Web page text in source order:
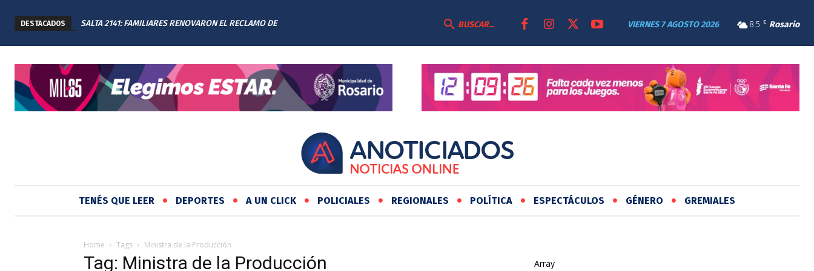
DESTACADOS
SALTA 2141: FAMILIARES RENOVARON EL RECLAMO DE
8.5 C Rosario
VIERNES 7 AGOSTO 2026
BUSCAR...
TENÉS QUE LEER DEPORTES A UN CLICK POLICIALES REGIONALES POLÍTICA ESPECTÁCULOS GÉNERO GREMIALES
Home Tags Ministra de la Producción
Tag: Ministra de la Producción Array